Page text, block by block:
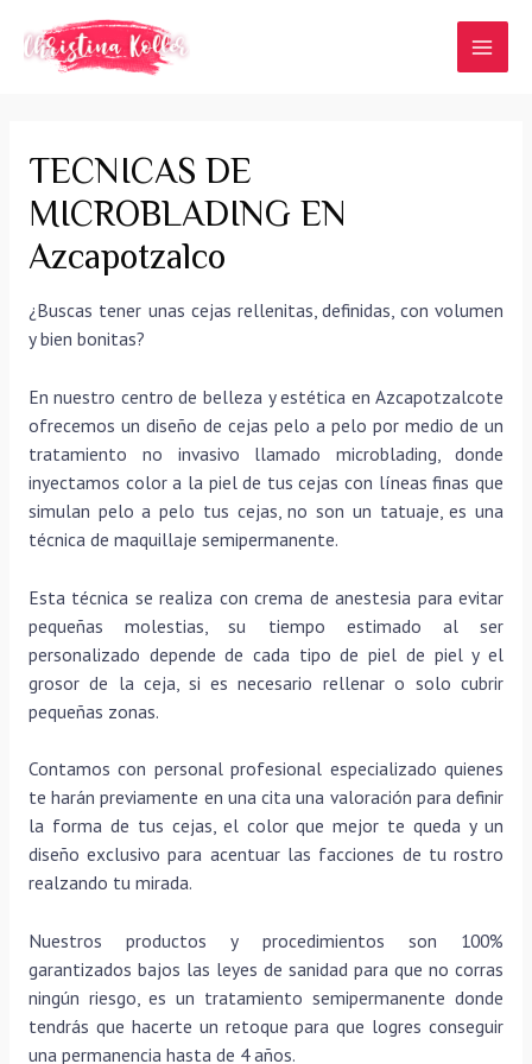
contenido
TECNICAS DE
MICROBLADING EN
Azcapotzalco
¿Buscas tener unas cejas rellenitas, definidas, con volumen
y bien bonitas?
En nuestro centro de belleza y estética en Azcapotzalcote
ofrecemos un diseño de cejas pelo a pelo por medio de un
tratamiento no invasivo llamado microblading, donde
inyectamos color a la piel de tus cejas con líneas finas que
simulan pelo a pelo tus cejas, no son un tatuaje, es una
técnica de maquillaje semipermanente.
Esta técnica se realiza con crema de anestesia para evitar
pequeñas molestias, su tiempo estimado al ser
personalizado depende de cada tipo de piel de piel y el
grosor de la ceja, si es necesario rellenar o solo cubrir
pequeñas zonas.
Contamos con personal profesional especializado quienes
te harán previamente en una cita una valoración para definir
la forma de tus cejas, el color que mejor te queda y un
diseño exclusivo para acentuar las facciones de tu rostro
realzando tu mirada.
Nuestros productos y procedimientos son 100%
garantizados bajos las leyes de sanidad para que no corras
ningún riesgo, es un tratamiento semipermanente donde
tendrás que hacerte un retoque para que logres conseguir
una permanencia hasta de 4 años.